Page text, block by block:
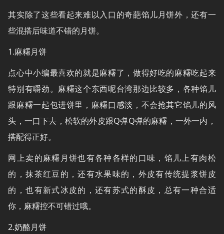
其实除了这些看起来难以入口的奇葩馅儿月饼外，还有一
些混搭后味道不错的月饼。
1.麻糬月饼
点心中小编最喜欢的就是麻糬了，做得好吃的麻糬吃起来
特别有嚼劲。麻糬这个东西呢台湾那边比较多，各种馅儿
跟麻糬一起包进饼里，麻糬口感淡，不会抢其它馅儿的风
头，一口下去，松软的外皮跟Q弹Q弹的麻糬，一外一内，
搭配得正好。
网上卖的麻糬月饼也有各种各样的口味，馅儿上有肉松
的，抹茶红豆的，还有水果味的，外皮有传统提浆饼皮
的，也有新式冰皮的，还有苏式的酥皮，总有一种合适
你，麻糬控不可错过哦。
2.奶酪月饼